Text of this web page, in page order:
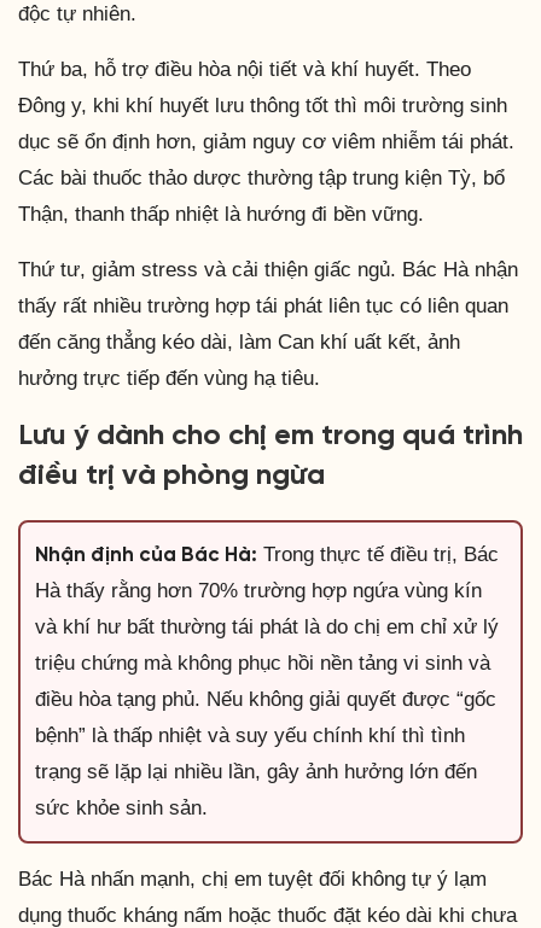
độc tự nhiên.
Thứ ba, hỗ trợ điều hòa nội tiết và khí huyết. Theo
Đông y, khi khí huyết lưu thông tốt thì môi trường sinh
dục sẽ ổn định hơn, giảm nguy cơ viêm nhiễm tái phát.
Các bài thuốc thảo dược thường tập trung kiện Tỳ, bổ
Thận, thanh thấp nhiệt là hướng đi bền vững.
Thứ tư, giảm stress và cải thiện giấc ngủ. Bác Hà nhận
thấy rất nhiều trường hợp tái phát liên tục có liên quan
đến căng thẳng kéo dài, làm Can khí uất kết, ảnh
hưởng trực tiếp đến vùng hạ tiêu.
Lưu ý dành cho chị em trong quá trình
điều trị và phòng ngừa
Nhận định của Bác Hà: Trong thực tế điều trị, Bác
Hà thấy rằng hơn 70% trường hợp ngứa vùng kín
và khí hư bất thường tái phát là do chị em chỉ xử lý
triệu chứng mà không phục hồi nền tảng vi sinh và
điều hòa tạng phủ. Nếu không giải quyết được “gốc
bệnh” là thấp nhiệt và suy yếu chính khí thì tình
trạng sẽ lặp lại nhiều lần, gây ảnh hưởng lớn đến
sức khỏe sinh sản.
Bác Hà nhấn mạnh, chị em tuyệt đối không tự ý lạm
dụng thuốc kháng nấm hoặc thuốc đặt kéo dài khi chưa